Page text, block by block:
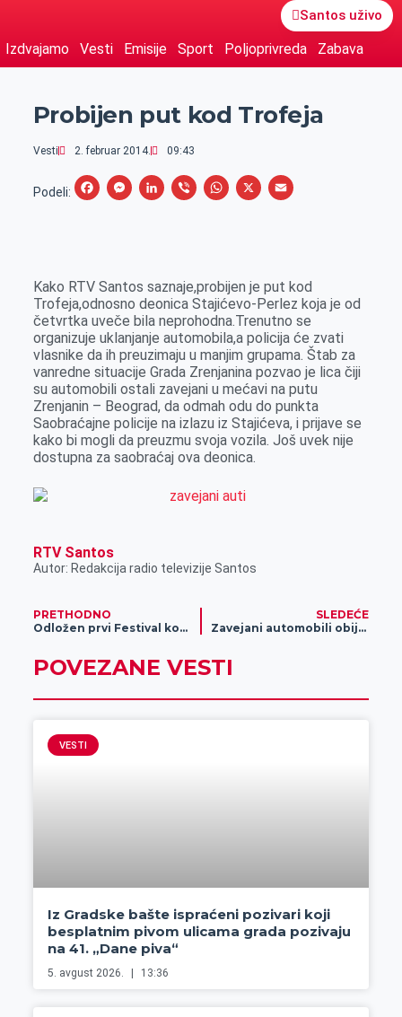
Santos uživo
Izdvajamo Vesti Emisije Sport Poljoprivreda Zabava
Probijen put kod Trofeja
Vesti 2. februar 2014. 09:43
Podeli:
F
b
o
o
k
M
e
n
g
e
r
L
e
d
I
n
V
r
W
s
A
p
p
X
E
l
Kako RTV Santos saznaje,probijen je put kod
Trofeja,odnosno deonica Stajićevo-Perlez koja je od
četvrtka uveče bila neprohodna.Trenutno se
organizuje uklanjanje automobila,a policija će zvati
vlasnike da ih preuzimaju u manjim grupama. Štab za
vanredne situacije Grada Zrenjanina pozvao je lica čiji
su automobili ostali zavejani u mećavi na putu
Zrenjanin – Beograd, da odmah odu do punkta
Saobraćajne policije na izlazu iz Stajićeva, i prijave se
kako bi mogli da preuzmu svoja vozila. Još uvek nije
dostupna za saobraćaj ova deonica.
RTV Santos
Autor: Redakcija radio televizije Santos
PRETHODNO
Odložen prvi Festival kobasice i domaće rakije
SLEDEĆE
Zavejani automobili obijeni, sa njih poskidani točkovi na putu Stajićevo-Perlez
POVEZANE VESTI
VESTI
Iz Gradske bašte ispraćeni pozivari koji
besplatnim pivom ulicama grada pozivaju
na 41. „Dane piva“
5. avgust 2026. 13:36